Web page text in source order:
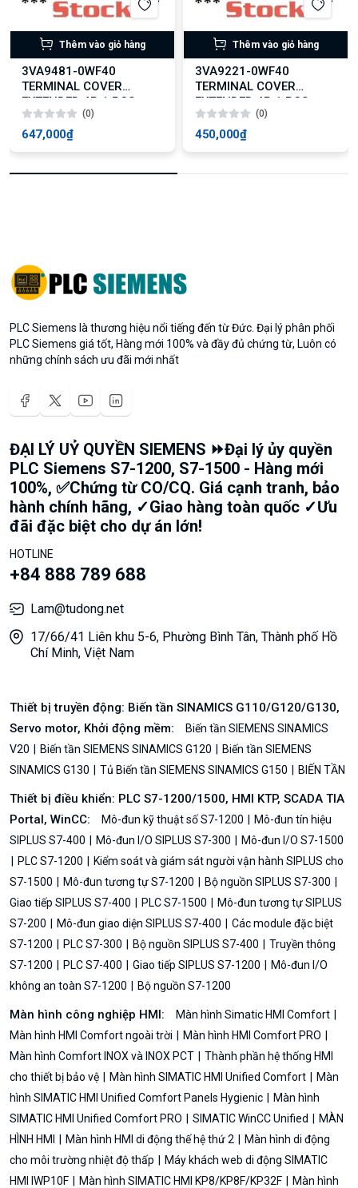
Thêm vào giỏ hàng
3VA9481-0WF40
TERMINAL COVER
EXTENDED 4P 1 PCS.
(0)
647,000₫
Thêm vào giỏ hàng
3VA9221-0WF40
TERMINAL COVER
EXTENDED 4P 1 PCS.
(0)
450,000₫
PLC Siemens là thương hiệu nổi tiếng đến từ Đức. Đại lý phân phối
PLC Siemens giá tốt, Hàng mới 100% và đầy đủ chứng từ, Luôn có
những chính sách ưu đãi mới nhất
ĐẠI LÝ UỶ QUYỀN SIEMENS ⏩Đại lý ủy quyền
PLC Siemens S7-1200, S7-1500 - Hàng mới
100%, ✅Chứng từ CO/CQ. Giá cạnh tranh, bảo
hành chính hãng, ✓Giao hàng toàn quốc ✓Ưu
đãi đặc biệt cho dự án lớn!
HOTLINE
+84 888 789 688
Lam@tudong.net
17/66/41 Liên khu 5-6, Phường Bình Tân, Thành phố Hồ
Chí Minh, Việt Nam
Thiết bị truyền động: Biến tần SINAMICS G110/G120/G130,
Servo motor, Khởi động mềm:
Biến tần SIEMENS SINAMICS
V20
Biến tần SIEMENS SINAMICS G120
Biến tần SIEMENS
SINAMICS G130
Tủ Biến tần SIEMENS SINAMICS G150 BIẾN TẦN
Thiết bị điều khiển: PLC S7-1200/1500, HMI KTP, SCADA TIA
Portal, WinCC:
Mô-đun kỹ thuật số S7-1200
Mô-đun tín hiệu
SIPLUS S7-400
Mô-đun I/O SIPLUS S7-300
Mô-đun I/O S7-1500
PLC S7-1200
Kiểm soát và giám sát người vận hành SIPLUS cho
S7-1500
Mô-đun tương tự S7-1200
Bộ nguồn SIPLUS S7-300
Giao tiếp SIPLUS S7-400
PLC S7-1500
Mô-đun tương tự SIPLUS
S7-200
Mô-đun giao diện SIPLUS S7-400
Các module đặc biệt
S7-1200
PLC S7-300 Bộ nguồn SIPLUS S7-400
Truyền thông
S7-1200
PLC S7-400 Giao tiếp SIPLUS S7-1200
Mô-đun I/O
không an toàn S7-1200
Bộ nguồn S7-1200
Màn hình công nghiệp HMI:
Màn hình Simatic HMI Comfort
Màn hình HMI Comfort ngoài trời
Màn hình HMI Comfort PRO
Màn hình Comfort INOX và INOX PCT
Thành phần hệ thống HMI
cho thiết bị bảo vệ
Màn hình SIMATIC HMI Unified Comfort
Màn
hình SIMATIC HMI Unified Comfort Panels Hygienic
Màn hình
SIMATIC HMI Unified Comfort PRO
SIMATIC WinCC Unified
MÀN
HÌNH HMI
Màn hình HMI di động thế hệ thứ 2
Màn hình di động
cho môi trường nhiệt độ thấp
Máy khách web di động SIMATIC
HMI IWP10F
Màn hình SIMATIC HMI KP8/KP8F/KP32F
Màn hình